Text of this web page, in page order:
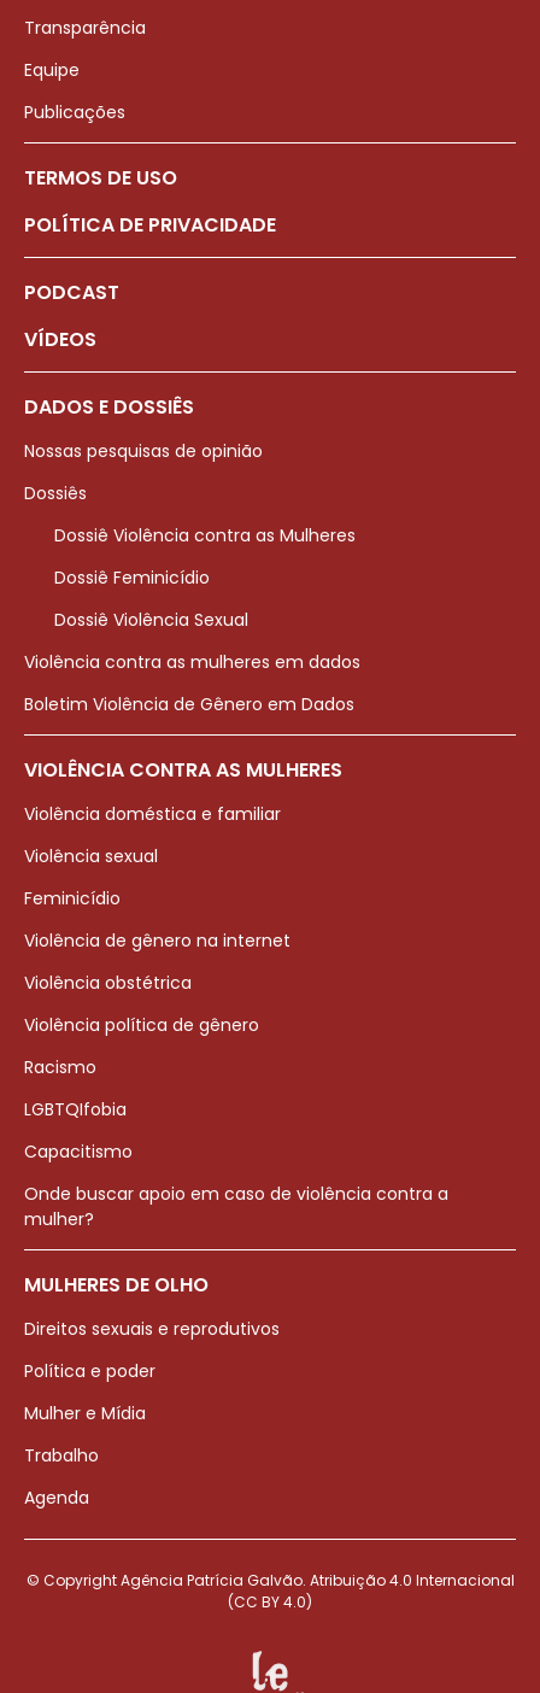
Transparência
Equipe
Publicações
TERMOS DE USO
POLÍTICA DE PRIVACIDADE
PODCAST
VÍDEOS
DADOS E DOSSIÊS
Nossas pesquisas de opinião
Dossiês
Dossiê Violência contra as Mulheres
Dossiê Feminicídio
Dossiê Violência Sexual
Violência contra as mulheres em dados
Boletim Violência de Gênero em Dados
VIOLÊNCIA CONTRA AS MULHERES
Violência doméstica e familiar
Violência sexual
Feminicídio
Violência de gênero na internet
Violência obstétrica
Violência política de gênero
Racismo
LGBTQIfobia
Capacitismo
Onde buscar apoio em caso de violência contra a
mulher?
MULHERES DE OLHO
Direitos sexuais e reprodutivos
Política e poder
Mulher e Mídia
Trabalho
Agenda
© Copyright Agência Patrícia Galvão. Atribuição 4.0 Internacional
(CC BY 4.0)